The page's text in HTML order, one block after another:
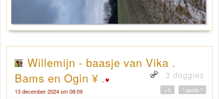
Willemijn - baasje van Vika .
Bams en Ogin ¥ .
3 doggies
13 december 2024 om 08:09 " quote "
+0